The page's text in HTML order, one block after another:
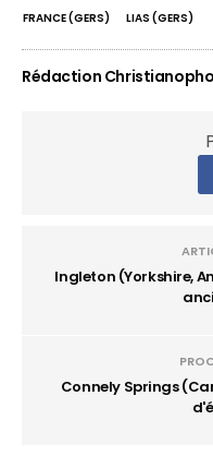
FRANCE (GERS)
LIAS (GERS)
Rédaction
Ingleton (Yorkshire,
Connely Springs